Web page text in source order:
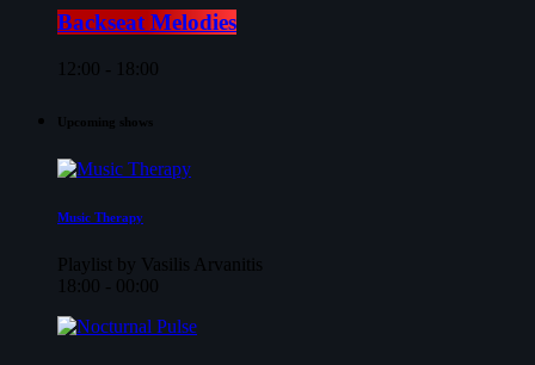
Backseat Melodies
12:00 - 18:00
Upcoming shows
Music Therapy
Playlist by Vasilis Arvanitis
18:00 - 00:00